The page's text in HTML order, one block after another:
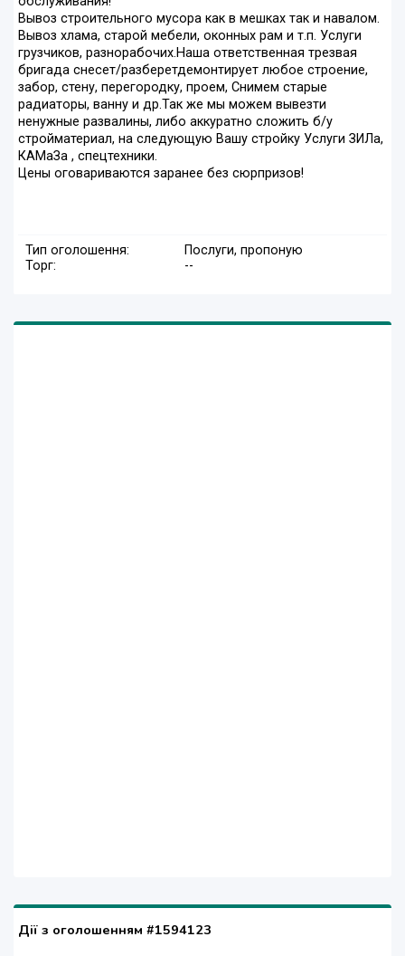
Вывоз строительного мусора как в мешках так и навалом.
Вывоз хлама, старой мебели, оконных рам и т.п. Услуги
грузчиков, разнорабочих.Наша ответственная трезвая
бригада снесет/разберетдемонтирует любое строение,
забор, стену, перегородку, проем, Снимем старые
радиаторы, ванну и др.Так же мы можем вывезти
ненужные развалины, либо аккуратно сложить б/у
стройматериал, на следующую Вашу стройку Услуги ЗИЛа,
КАМаЗа , спецтехники.
Цены оговариваются заранее без сюрпризов!
Тип оголошення:
Послуги, пропоную
Торг:
--
Дії з оголошенням #1594123